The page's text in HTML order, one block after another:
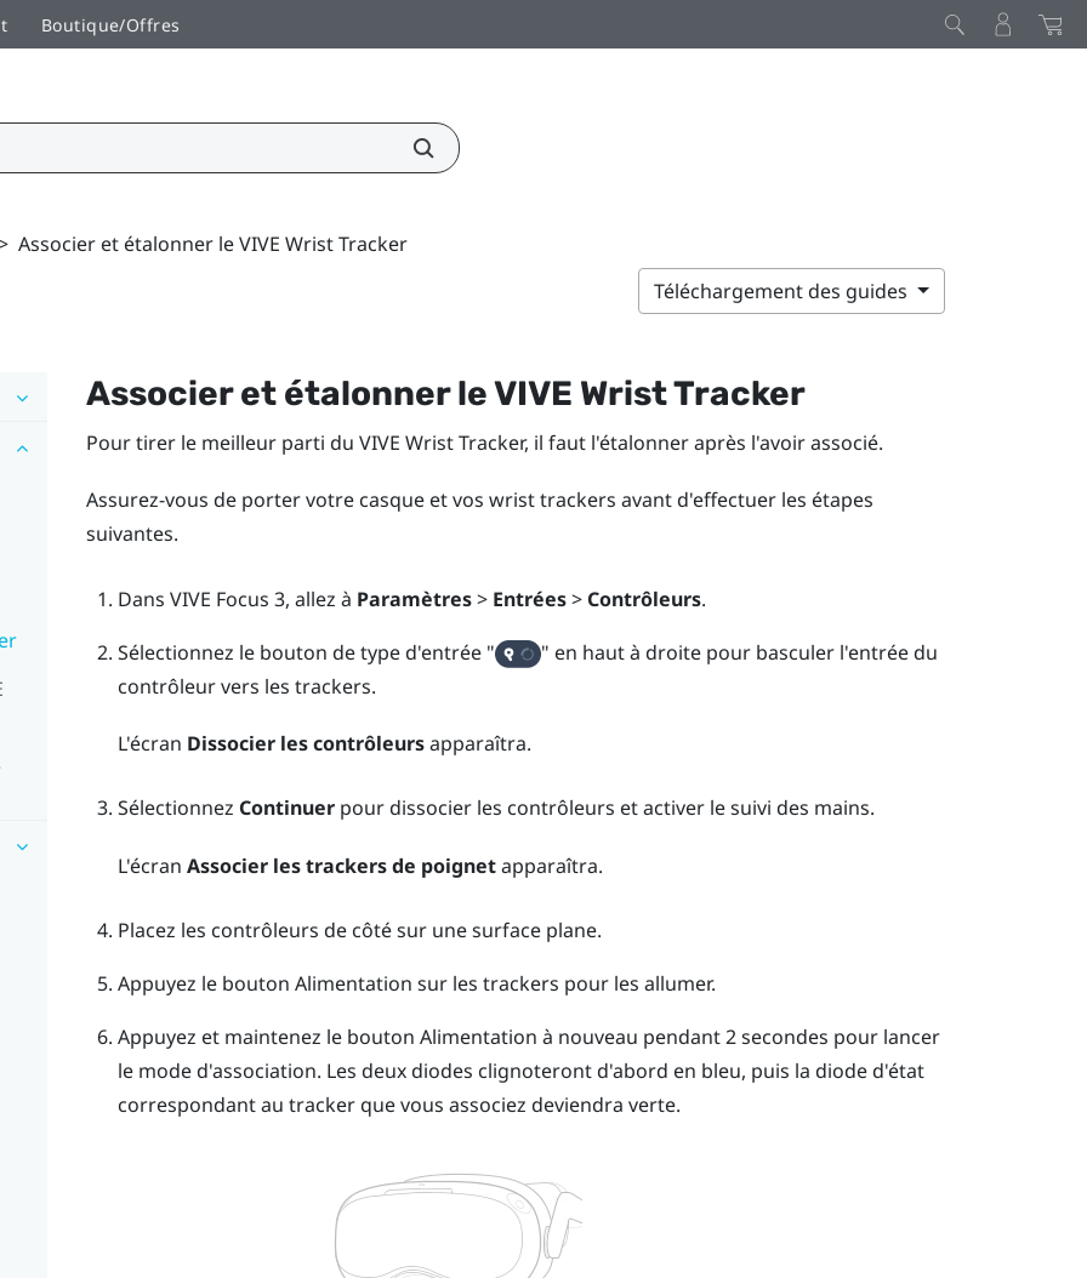
Boutique/Offres
Associer et étalonner le VIVE Wrist Tracker
Téléchargement des guides
Associer et étalonner leVIVE Wrist Tracker
Pour tirer le meilleur parti du VIVE Wrist Tracker, il faut l'étalonner après l'avoir associé.
Assurez-vous de porter votre casque et vos wrist trackers avant d'effectuer les étapes
suivantes.
Dans VIVE Focus 3, allez à Paramètres> Entrées> Contrôleurs.
Sélectionnez le bouton de type d'entrée "‍
"‍ en haut à droite pour basculer l'entrée du
contrôleur vers les trackers.
L'écran Dissocier les contrôleursapparaîtra.
Sélectionnez Continuerpour dissocier les contrôleurs et activer le suivi des mains.
L'écran Associer les trackers de poignetapparaîtra.
Placez les contrôleurs de côté sur une surface plane.
Appuyez le bouton Alimentation sur les trackers pour les allumer.
Appuyez et maintenez le bouton Alimentation à nouveau pendant 2 secondes pour lancer
le mode d'association. Les deux diodes clignoteront d'abord en bleu, puis la diode d'état
correspondant au tracker que vous associez deviendra verte.